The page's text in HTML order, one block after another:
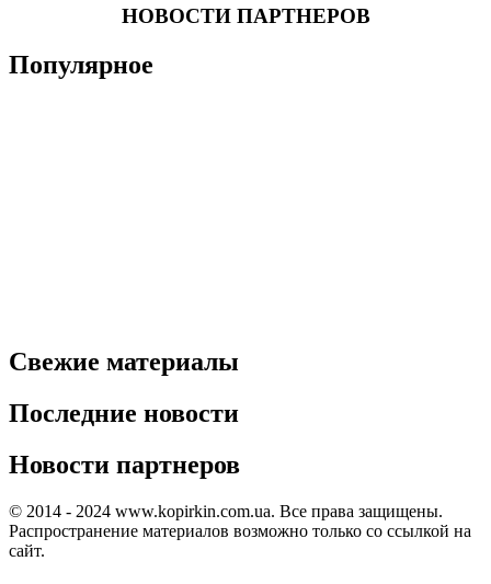
НОВОСТИ ПАРТНЕРОВ
Популярное
Свежие материалы
Последние новости
Новости партнеров
© 2014 - 2024 www.kopirkin.com.ua. Все права защищены.
Распространение материалов возможно только со ссылкой на
сайт.